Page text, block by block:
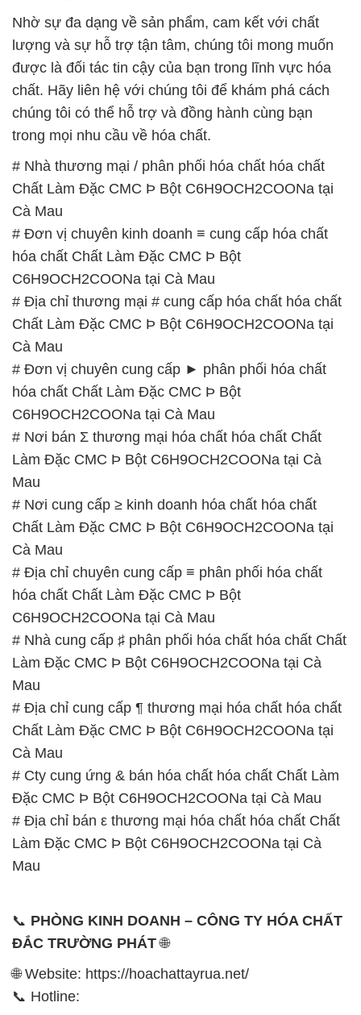
chúng tôi có thể hỗ trợ và đồng hành cùng bạn
trong mọi nhu cầu về hóa chất.
# Nhà thương mại / phân phối hóa chất hóa chất
Chất Làm Đặc CMC Þ Bột C6H9OCH2COONa tại
Cà Mau
# Đơn vị chuyên kinh doanh ≡ cung cấp hóa chất
hóa chất Chất Làm Đặc CMC Þ Bột
C6H9OCH2COONa tại Cà Mau
# Địa chỉ thương mại # cung cấp hóa chất hóa chất
Chất Làm Đặc CMC Þ Bột C6H9OCH2COONa tại
Cà Mau
# Đơn vị chuyên cung cấp ► phân phối hóa chất
hóa chất Chất Làm Đặc CMC Þ Bột
C6H9OCH2COONa tại Cà Mau
# Nơi bán Σ thương mại hóa chất hóa chất Chất
Làm Đặc CMC Þ Bột C6H9OCH2COONa tại Cà
Mau
# Nơi cung cấp ≥ kinh doanh hóa chất hóa chất
Chất Làm Đặc CMC Þ Bột C6H9OCH2COONa tại
Cà Mau
hóa chất Chất Làm Đặc CMC Þ Bột
C6H9OCH2COONa tại Cà Mau
# Nhà cung cấp ♯ phân phối hóa chất hóa chất Chất
Làm Đặc CMC Þ Bột C6H9OCH2COONa tại Cà
Mau
# Địa chỉ cung cấp ¶ thương mại hóa chất hóa chất
Chất Làm Đặc CMC Þ Bột C6H9OCH2COONa tại
Cà Mau
Đặc CMC Þ Bột C6H9OCH2COONa tại Cà Mau
# Địa chỉ bán ε thương mại hóa chất hóa chất Chất
Làm Đặc CMC Þ Bột C6H9OCH2COONa tại Cà
📞PHÒNG KINH DOANH – CÔNG TY HÓA CHẤT
ĐẮC TRƯỜNG PHÁT🌐
🌐 Website: https://hoachattayrua.net/
– 0933.920.505 – 028.3504.5555
028.3756.1841- 028.3756.1842